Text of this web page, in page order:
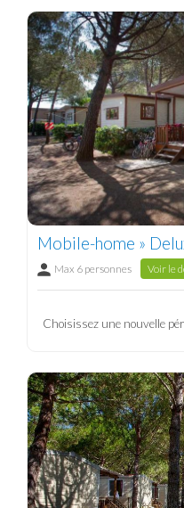
Mobile-home »
Max 6 personnes Voir le
Choisissez une nouvelle